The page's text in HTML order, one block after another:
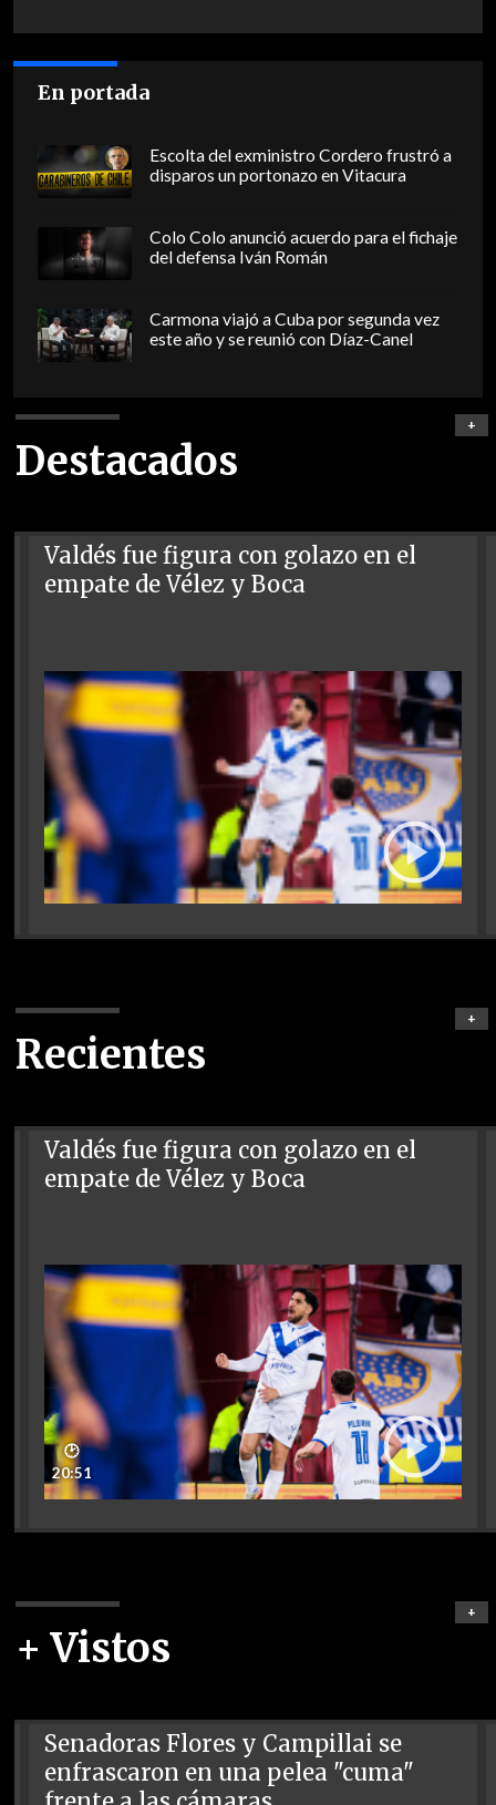
En portada
Escolta del exministro Cordero frustró a
disparos un portonazo en Vitacura
Colo Colo anunció acuerdo para el fichaje
del defensa Iván Román
Carmona viajó a Cuba por segunda vez
este año y se reunió con Díaz-Canel
Destacados
+
Valdés fue figura con golazo en el
empate de Vélez y Boca
Recientes
+
Valdés fue figura con golazo en el
empate de Vélez y Boca
🕑
20:51
+ Vistos
+
Senadoras Flores y Campillai se
enfrascaron en una pelea "cuma"